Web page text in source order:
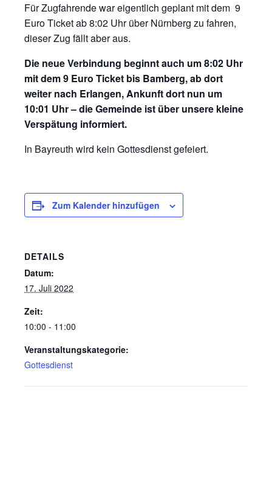
Für Zugfahrende war eigentlich geplant mit dem 9
Euro Ticket ab 8:02 Uhr über Nürnberg zu fahren,
dieser Zug fällt aber aus.
Die neue Verbindung beginnt auch um 8:02 Uhr
mit dem 9 Euro Ticket bis Bamberg, ab dort
weiter nach Erlangen, Ankunft dort nun um
10:01 Uhr – die Gemeinde ist über unsere kleine
Verspätung informiert.
In Bayreuth wird kein Gottesdienst gefeiert.
Zum Kalender hinzufügen
DETAILS
Datum:
17. Juli 2022
Zeit:
10:00 - 11:00
Veranstaltungskategorie:
Gottesdienst